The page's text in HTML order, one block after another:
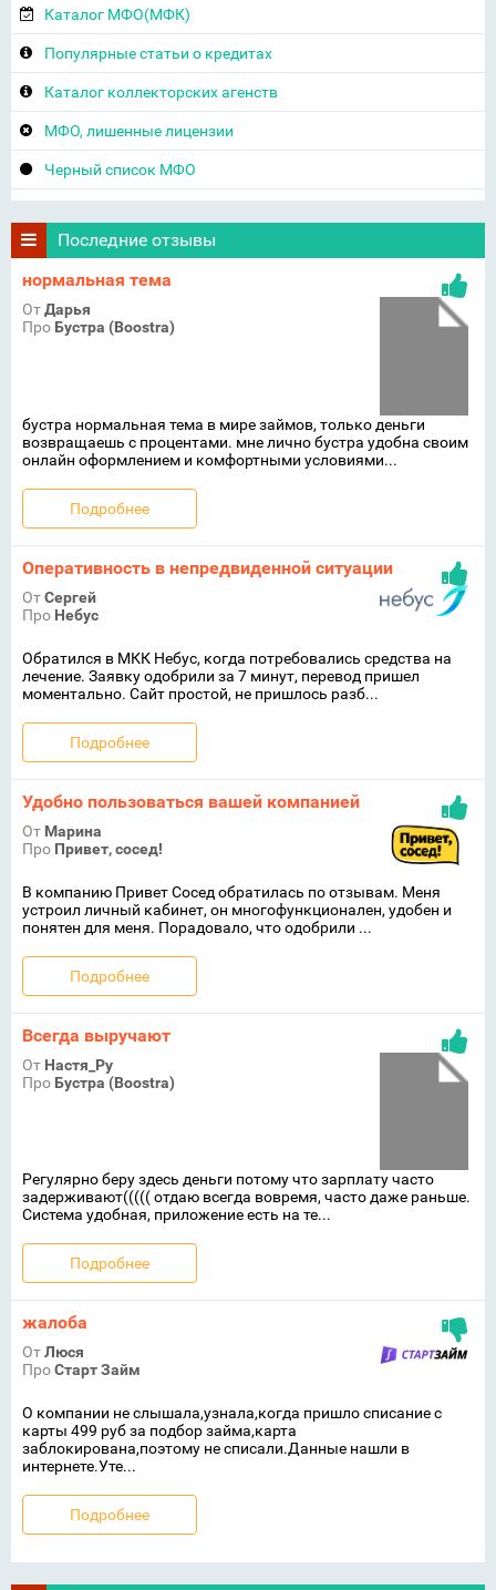
Каталог МФО(МФК)
Популярные статьи о кредитах
Каталог коллекторских агенств
МФО, лишенные лицензии
Черный список МФО
Последние отзывы
нормальная тема
ОтДарья
Про Бустра (Boostra)
бустра нормальная тема в мире займов, только деньги
возвращаешь с процентами. мне лично бустра удобна своим
онлайн оформлением и комфортными условиями...
Подробнее
Оперативность в непредвиденной ситуации
ОтСергей
Про Небус
Обратился в МКК Небус, когда потребовались средства на
лечение. Заявку одобрили за 7 минут, перевод пришел
моментально. Сайт простой, не пришлось разб...
Подробнее
Удобно пользоваться вашей компанией
От Марина
Про Привет, сосед!
В компанию Привет Сосед обратилась по отзывам. Меня
устроил личный кабинет, он многофункционален, удобен и
понятен для меня. Порадовало, что одобрили ...
Подробнее
Всегда выручают
От Настя_Ру
Про Бустра (Boostra)
Регулярно беру здесь деньги потому что зарплату часто
задерживают((((( отдаю всегда вовремя, часто даже раньше.
Система удобная, приложение есть на те...
Подробнее
жалоба
ОтЛюся
ПроСтарт Займ
О компании не слышала,узнала,когда пришло списание с
карты 499 руб за подбор займа,карта
заблокирована,поэтому не списали.Данные нашли в
интернете.Уте...
Подробнее